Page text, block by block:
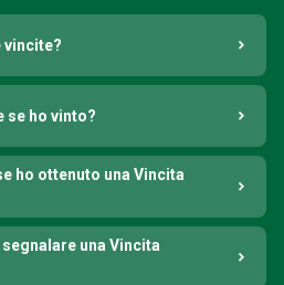
vincite?
se ho vinto?
ho ottenuto una Vincita
una Vincita